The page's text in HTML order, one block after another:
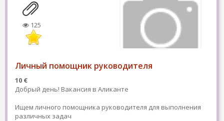
125
Личный помощник руководителя
10 €
Добрый день! Вакансия в Аликанте
Ищем личного помощника руководителя для выполнения
различных задач